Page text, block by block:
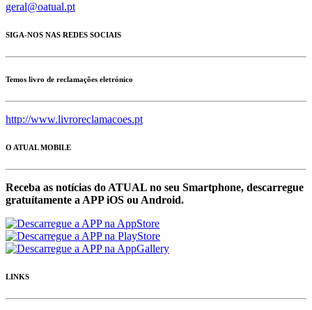
geral@oatual.pt
SIGA-NOS NAS REDES SOCIAIS
Temos livro de reclamações eletrónico
http://www.livroreclamacoes.pt
O ATUAL MOBILE
Receba as notícias do ATUAL no seu Smartphone, descarregue
gratuítamente a APP iOS ou Android.
LINKS